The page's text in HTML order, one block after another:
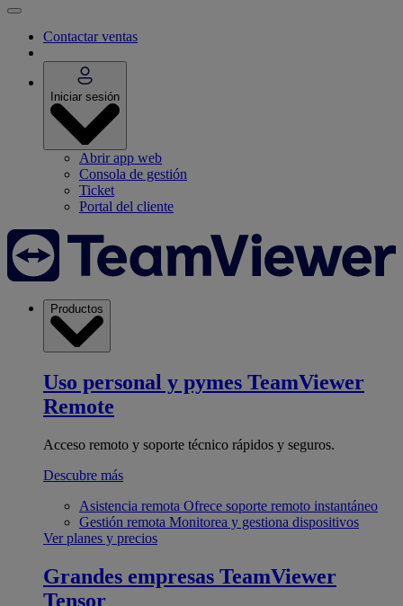
Contactar ventas
Iniciar sesión
Abrir app web
Consola de gestión
Ticket
Portal del cliente
Productos
Uso personal y pymes TeamViewer
Remote
Acceso remoto y soporte técnico rápidos y seguros.
Descubre más
Asistencia remota Ofrece soporte remoto instantáneo
Gestión remota Monitorea y gestiona dispositivos
Ver planes y precios
Grandes empresas TeamViewer
Tensor